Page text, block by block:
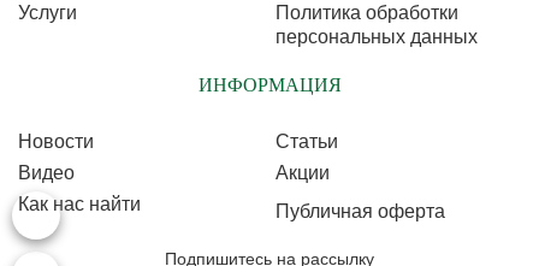
Услуги
Политика обработки
персональных данных
ИНФОРМАЦИЯ
Новости
Статьи
Видео
Акции
Как нас найти
Публичная оферта
Подпишитесь на рассылку